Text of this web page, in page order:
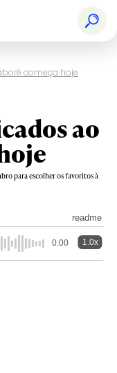
começa hoje
ao
para escolher os favoritos à
readme
0:00 1.0x